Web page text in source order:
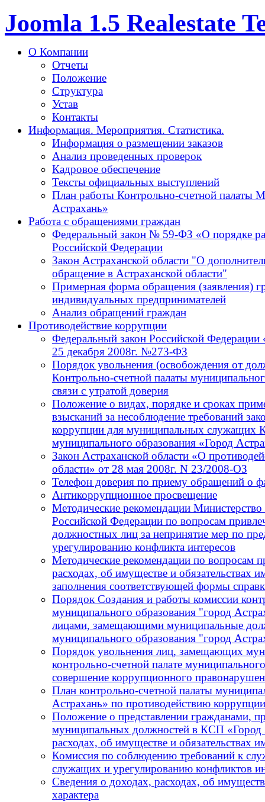
Joomla 1.5 Realestate
О Компании
Отчеты
Положение
Структура
Устав
Контакты
Информация. Мероприятия. Статистика.
Информация о размещении заказов
Анализ проведенных проверок
Кадровое обеспечение
Тексты официальных выступлений
План работы Контрольно-счетной палаты
Астрахань»
Работа с обращениями граждан
Федеральный закон № 59-ФЗ «О порядке
Российской Федерации
Закон Астраханской области "О
обращение в Астраханской области"
Примерная форма обращения (заявления)
индивидуальных предпринимателей
Анализ обращений граждан
Противодействие коррупции
Федеральный закон Российской
25 декабря 2008г. №273-ФЗ
Порядок увольнения (освобождения от
Контрольно-счетной палаты
связи с утратой доверия
Положение о видах, порядке и сроках
взысканий за несоблюдение требований
коррупции для муниципальных служащих
муниципального образования «Город
Закон Астраханской области «О
области» от 28 мая 2008г. N 23/2008-ОЗ
Телефон доверия по приему обращений о
Антикоррупционное просвещение
Методические рекомендации
Российской Федерации по вопросам
должностных лиц за непринятие мер по
урегулированию конфликта интересов
Методические рекомендации по вопросам
расходах, об имуществе и обязательствах
заполнения соответствующей формы
Порядок Создания и работы комиссии
муниципального образования "город
лицами, замещающими муниципальные
муниципального образования "город
Порядок увольнения лиц, замещающих
контрольно-счетной палате
совершение коррупционного
План контрольно-счетной палаты
Астрахань» по противодействию
Положение о представлении гражданами,
муниципальных должностей в КСП «Город
расходах, об имуществе и обязательствах
Комиссия по соблюдению требований к
служащих и урегулированию конфликтов
Сведения о доходах, расходах, об
характера